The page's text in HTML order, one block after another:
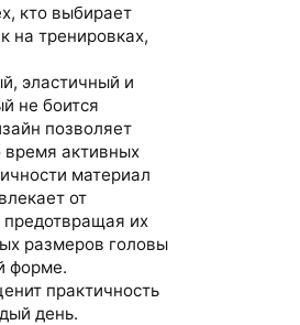
кто выбирает
на тренировках,
эластичный и
не боится
позволяет
время активных
материал
от
их
размеров головы
форме.
практичность
день.